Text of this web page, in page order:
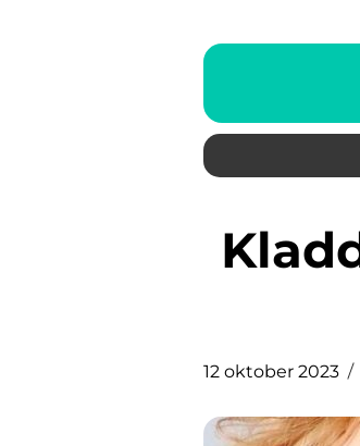
Kladdkaka utan ägg – En god
12 oktober 2023